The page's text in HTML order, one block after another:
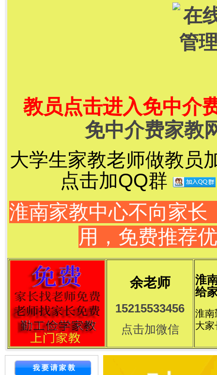
教员点击进入免中介
免中介费家教
大学生家教老师做教员
点击加QQ群
淮南家教中心不向家长
用，免费推荐
余老师
15215533456
点击加微信
淮
给
淮南
大